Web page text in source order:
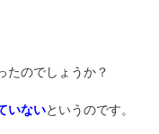
たのでしょうか？
いないというのです。